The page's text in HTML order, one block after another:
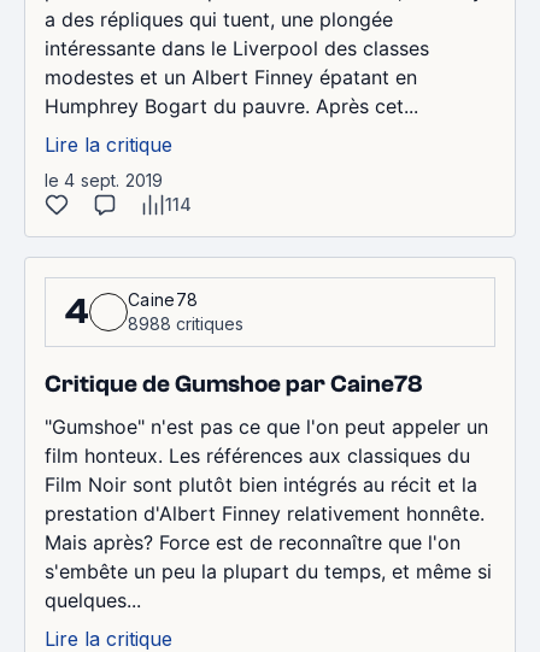
a des répliques qui tuent, une plongée
intéressante dans le Liverpool des classes
modestes et un Albert Finney épatant en
Humphrey Bogart du pauvre. Après cet...
Lire la critique
le 4 sept. 2019
114
4
Caine78
8988 critiques
Critique de Gumshoe par Caine78
"Gumshoe" n'est pas ce que l'on peut appeler un
film honteux. Les références aux classiques du
Film Noir sont plutôt bien intégrés au récit et la
prestation d'Albert Finney relativement honnête.
Mais après? Force est de reconnaître que l'on
s'embête un peu la plupart du temps, et même si
quelques...
Lire la critique